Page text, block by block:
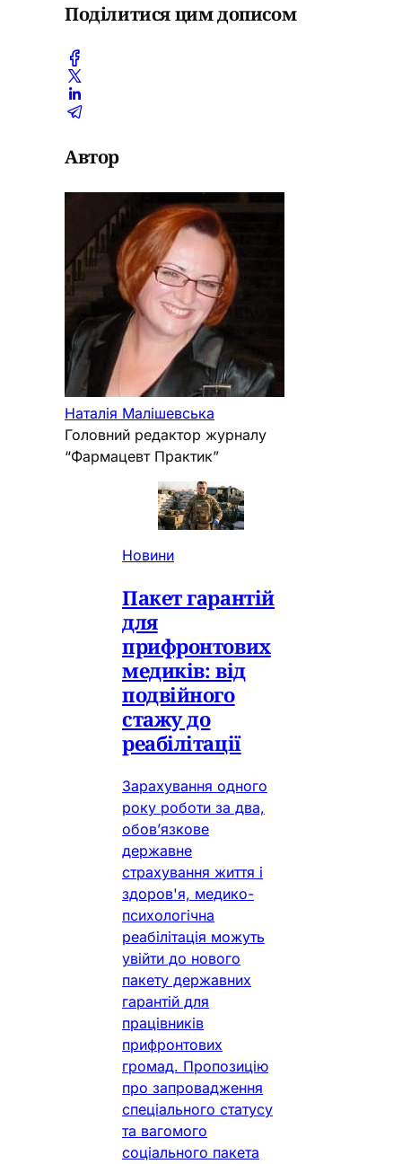
Поділитися цим дописом
Автор
Наталія Малішевська
Головний редактор журналу
“Фармацевт Практик”
Новини
Пакет гарантій
для
прифронтових
медиків: від
подвійного
стажу до
реабілітації
Зарахування одного
року роботи за два,
обов’язкове
державне
страхування життя і
здоров'я, медико-
психологічна
реабілітація можуть
увійти до нового
пакету державних
гарантій для
працівників
прифронтових
громад. Пропозицію
про запровадження
спеціального статусу
та вагомого
соціального пакета